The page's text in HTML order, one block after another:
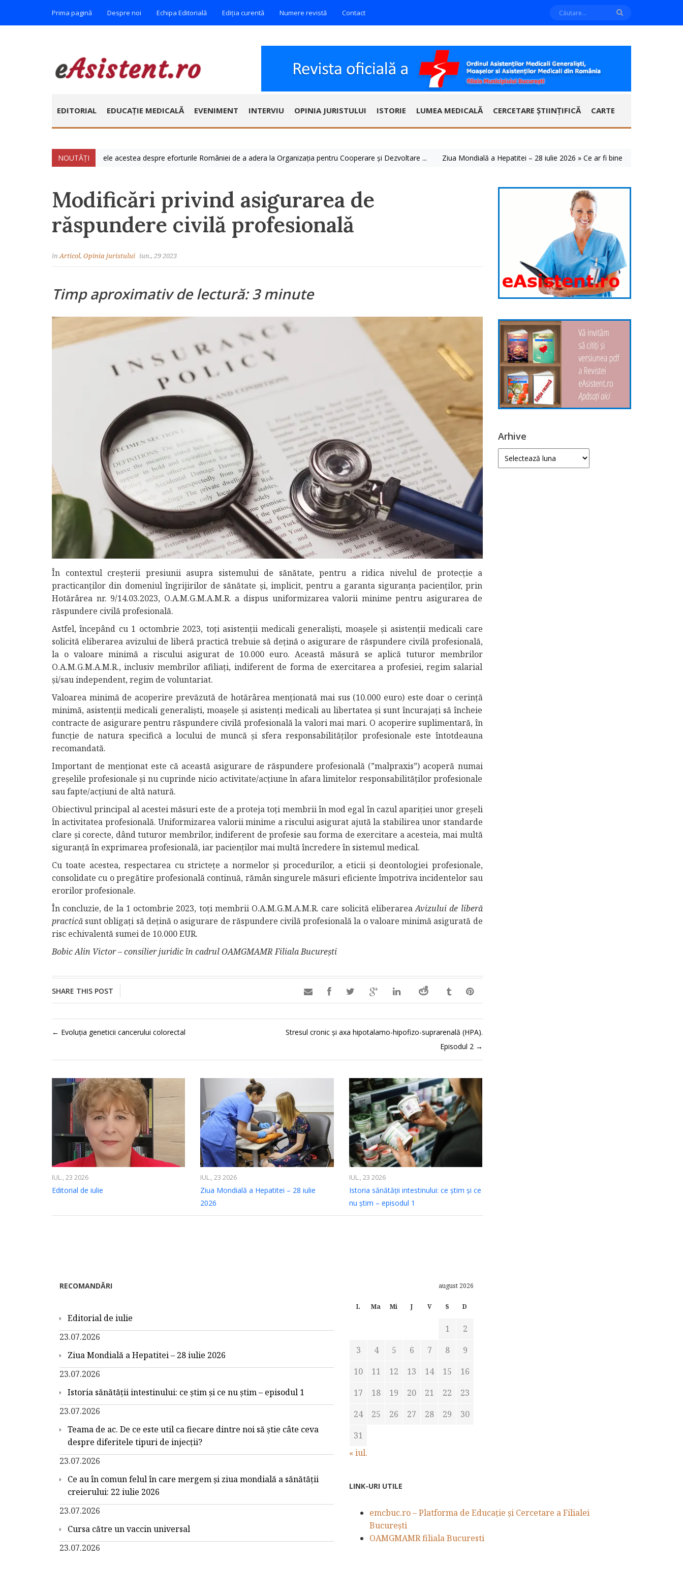
Prima pagină Despre noi Echipa Editorială Ediția curentă Numere revistă Contact
EDITORIAL EDUCAȚIE MEDICALĂ EVENIMENT INTERVIU OPINIA JURISTULUI ISTORIE LUMEA MEDICALĂ CERCETARE ȘTIINȚIFICĂ CARTE
NOUTĂȚI
» Vorbim foarte mult zilele acestea despre eforturile României de a adera la Organizația pentru Cooperare și Dezvoltare ... Ziua Mondială a Hepatitei – 28 iulie 2026 » Ce ar fi bine să știm despre aceste
Modificări privind asigurarea de
răspundere civilă profesională
inArticol, Opinia juristului iun., 29 2023
Timp aproximativ de lectură: 3 minute
În contextul creșterii presiunii asupra sistemului de sănătate, pentru a ridica nivelul de protecție a
practicanților din domeniul îngrijirilor de sănătate și, implicit, pentru a garanta siguranța pacienților, prin
Hotărârea nr. 9/14.03.2023, O.A.M.G.M.A.M.R. a dispus uniformizarea valorii minime pentru asigurarea de
răspundere civilă profesională.
Astfel, începând cu 1 octombrie 2023, toți asistenții medicali generaliști, moașele și asistenții medicali care
solicită eliberarea avizului de liberă practică trebuie să dețină o asigurare de răspundere civilă profesională,
la o valoare minimă a riscului asigurat de 10.000 euro. Această măsură se aplică tuturor membrilor
O.A.M.G.M.A.M.R., inclusiv membrilor afiliați, indiferent de forma de exercitarea a profesiei, regim salarial
și/sau independent, regim de voluntariat.
Valoarea minimă de acoperire prevăzută de hotărârea menționată mai sus (10.000 euro) este doar o cerință
minimă, asistenții medicali generaliști, moașele și asistenți medicali au libertatea și sunt încurajați să încheie
contracte de asigurare pentru răspundere civilă profesională la valori mai mari. O acoperire suplimentară, în
funcție de natura specifică a locului de muncă și sfera responsabilităților profesionale este întotdeauna
recomandată.
Important de menționat este că această asigurare de răspundere profesională (”malpraxis”) acoperă numai
greșelile profesionale și nu cuprinde nicio activitate/acțiune în afara limitelor responsabilităților profesionale
sau fapte/acțiuni de altă natură.
Obiectivul principal al acestei măsuri este de a proteja toți membrii în mod egal în cazul apariției unor greșeli
în activitatea profesională. Uniformizarea valorii minime a riscului asigurat ajută la stabilirea unor standarde
clare și corecte, dând tuturor membrilor, indiferent de profesie sau forma de exercitare a acesteia, mai multă
siguranță în exprimarea profesională, iar pacienților mai multă încredere în sistemul medical.
Cu toate acestea, respectarea cu strictețe a normelor și procedurilor, a eticii și deontologiei profesionale,
consolidate cu o pregătire profesională continuă, rămân singurele măsuri eficiente împotriva incidentelor sau
erorilor profesionale.
În concluzie, de la 1 octombrie 2023, toți membrii O.A.M.G.M.A.M.R. care solicită eliberareaAvizului de liberă
practică sunt obligați să dețină o asigurare de răspundere civilă profesională la o valoare minimă asigurată de
risc echivalentă sumei de 10.000 EUR.
Bobic Alin Victor –consilier juridic în cadrul OAMGMAMR Filiala București
SHARE THIS POST 
← Evoluția geneticii cancerului colorectal
Stresul cronic și axa hipotalamo-hipofizo-suprarenală (HPA).
Episodul 2 →
IUL., 23 2026
Editorial de iulie
IUL., 23 2026
Ziua Mondială a Hepatitei – 28 iulie
2026
IUL., 23 2026
Istoria sănătății intestinului: ce știm și ce
nu știm – episodul 1
Arhive
Arhive
RECOMANDĂRI
Editorial de iulie
23.07.2026
Ziua Mondială a Hepatitei – 28 iulie 2026
23.07.2026
Istoria sănătății intestinului: ce știm și ce nu știm – episodul 1
23.07.2026
Teama de ac. De ce este util ca fiecare dintre noi să știe câte ceva
despre diferitele tipuri de injecții?
23.07.2026
Ce au în comun felul în care mergem și ziua mondială a sănătății
creierului: 22 iulie 2026
23.07.2026
Cursa către un vaccin universal
23.07.2026
august 2026
L Ma Mi J V S D
1
2
3
4 5 6 7 8
9
10
11 12 13 14 15
16
17
18 19 20 21 22
23
24
25 26 27 28 29
30
31
« iul.
LINK-URI UTILE
emcbuc.ro – Platforma de Educație și Cercetare a Filialei
București
OAMGMAMR filiala Bucuresti